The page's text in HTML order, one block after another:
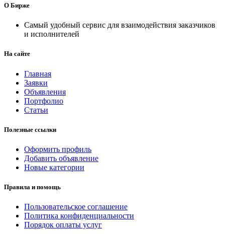
О Бирже
Самый удобный сервис для взаимодействия заказчиков
и исполнителей
На сайте
Главная
Заявки
Объявления
Портфолио
Статьи
Полезные ссылки
Оформить профиль
Добавить объявление
Новые категории
Правила и помощь
Пользовательское соглашение
Политика конфиденциальности
Порядок оплаты услуг